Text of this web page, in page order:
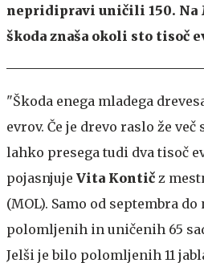
nepridipravi uničili 150. Na
škoda znaša okoli sto tisoč
"Škoda enega mladega
evrov. Če je drevo raslo že
lahko presega tudi dva tisoč
pojasnjuje Vita Kontič z
(MOL). Samo od septembra
polomljenih in uničenih 65
Jelši je bilo polomljenih 11